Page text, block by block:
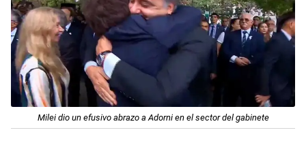
Milei dio un efusivo abrazo a Adorni en el sector del gabinete